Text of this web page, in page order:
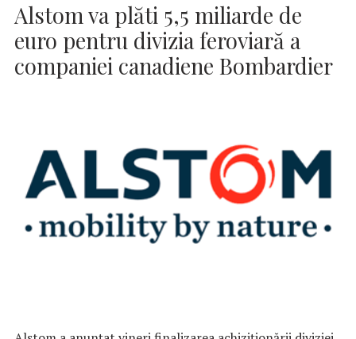
Alstom va plăti 5,5 miliarde de
euro pentru divizia feroviară a
companiei canadiene Bombardier